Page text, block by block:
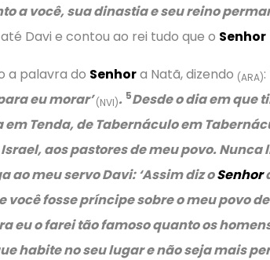
a você, sua dinastia e seu reino
Davi e contou ao rei tudo que o Senhor
a palavra do Senhora Natã, dizendo (ARA):
eu morar’(NVI). 5Desde o dia em que
Tenda, de Tabernáculo em
aos pastores de meu povo.
ao meu servo Davi:‘Assim diz oSenhor
fosse príncipe sobre o meu povo
eu o farei tão famoso quanto os
habite no seu lugar e não seja mais